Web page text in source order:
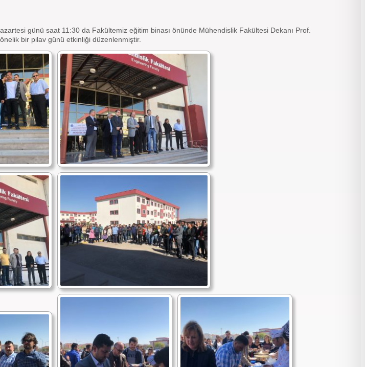
günü saat 11:30 da Fakültemiz eğitim binası önünde Mühendislik Fakültesi Dekanı Prof.
bir pilav günü etkinliği düzenlenmiştir.